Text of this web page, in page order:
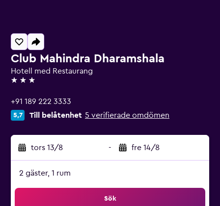
Club Mahindra Dharamshala
Hotell med Restaurang
3 stjärnor
+91 189 222 3333
5,7 Till belåtenhet 5 verifierade omdömen
tors 13/8 - fre 14/8
2 gäster, 1 rum
Sök